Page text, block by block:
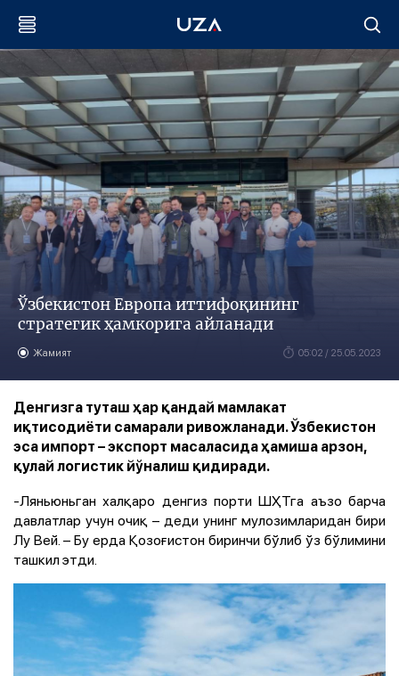
Ўзбекистон Европа иттифоқининг
стратегик ҳамкорига айланади
Жамият 05:02 / 25.05.2023
Денгизга туташ ҳар қандай мамлакат
иқтисодиёти самарали ривожланади. Ўзбекистон
эса импорт – экспорт масаласида ҳамиша арзон,
қулай логистик йўналиш қидиради.
-Ляньюньган халқаро денгиз порти ШҲТга аъзо барча
давлатлар учун очиқ – деди унинг мулозимларидан бири
Лу Вей. – Бу ерда Қозоғистон биринчи бўлиб ўз бўлимини
ташкил этди.